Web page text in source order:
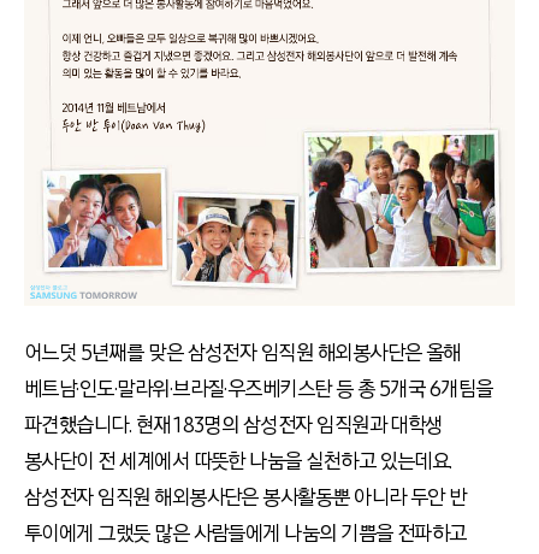
어느덧 5년째를 맞은 삼성전자 임직원 해외봉사단은 올해
베트남·인도·말라위·브라질·우즈베키스탄 등 총 5개국 6개팀을
파견했습니다. 현재 183명의 삼성전자 임직원과 대학생
봉사단이 전 세계에서 따뜻한 나눔을 실천하고 있는데요.
삼성전자 임직원 해외봉사단은 봉사활동뿐 아니라 두안 반
투이에게 그랬듯 많은 사람들에게 나눔의 기쁨을 전파하고